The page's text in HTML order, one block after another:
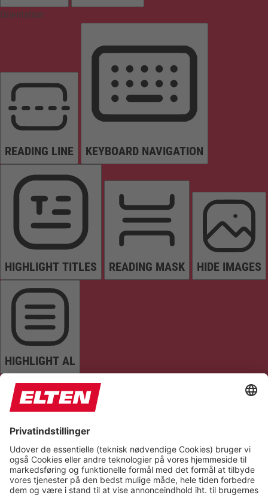
Orientation
READING LINE KEYBOARD NAVIGATION
HIGHLIGHT TITLES READING MASK HIDE IMAGES
HIGHLIGHT AL
READ PAGE MUTE SOUNDS STOP ANIMATIONS